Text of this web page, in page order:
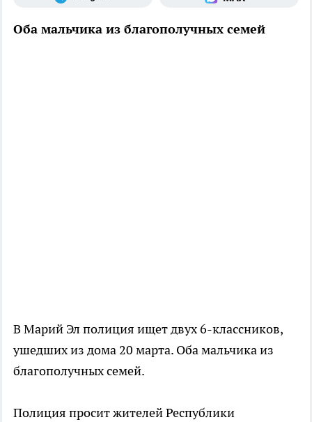
Оба мальчика из благополучных семей
В Марий Эл полиция ищет двух 6-классников,
ушедших из дома 20 марта. Оба мальчика из
благополучных семей.
Полиция просит жителей Республики